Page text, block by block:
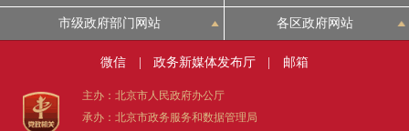
市级政府部门网站 各区政府网站
微信 政务新媒体发布厅 邮箱
主办：北京市人民政府办公厅
承办：北京市政务服务和数据管理局